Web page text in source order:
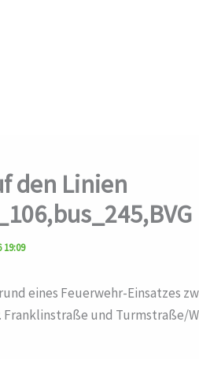
den Linien
19:09
eines Feuerwehr-Einsatzes
Franklinstraße und Turmstraße/